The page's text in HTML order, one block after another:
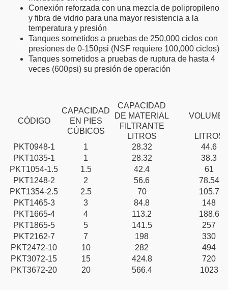
Conexión reforzada con una mezcla de polipropileno
y fibra de vidrio para una mayor resistencia a la
temperatura y presión
Tanques sometidos a pruebas de 250,000 ciclos con
presiones de 0-150psi (NSF requiere 100,000 ciclos)
Tanques sometidos a pruebas de ruptura de hasta 4
veces (600psi) su presión de operación
CÓDIGO
CAPACIDAD
EN PIES
CÚBICOS
CAPACIDAD
DE MATERIAL
FILTRANTE
LITROS
LITROS
PKT0948-1
1 28.32
44.6
PKT1035-1
1 28.32
38.3
PKT1054-1.5
1.5 42.4
61
PKT1248-2
2 56.6
78.54
PKT1354-2.5
2.5 70
105.7
PKT1465-3
3 84.8
148
PKT1665-4
4 113.2
188.6
PKT1865-5
5 141.5
257
PKT2162-7
7 198
330
PKT2472-10
10 282
494
PKT3072-15
15 424.8
720
PKT3672-20
20 566.4 1023